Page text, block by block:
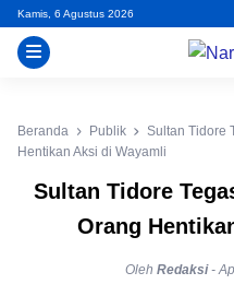
Skip
content
Kamis, 6 Agustus 2026
Beranda Publik
Sultan Tidore
Hentikan Aksi di Wayamli
Sultan Tidore
Orang
Oleh Redaksi -